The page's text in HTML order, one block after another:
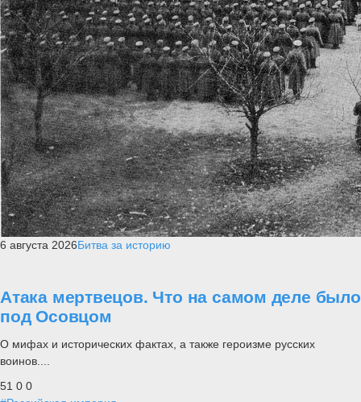
6 августа 2026Битва за историю
Атака мертвецов. Что на самом деле было
под Осовцом
О мифах и исторических фактах, а также героизме русских
воинов....
51 0 0